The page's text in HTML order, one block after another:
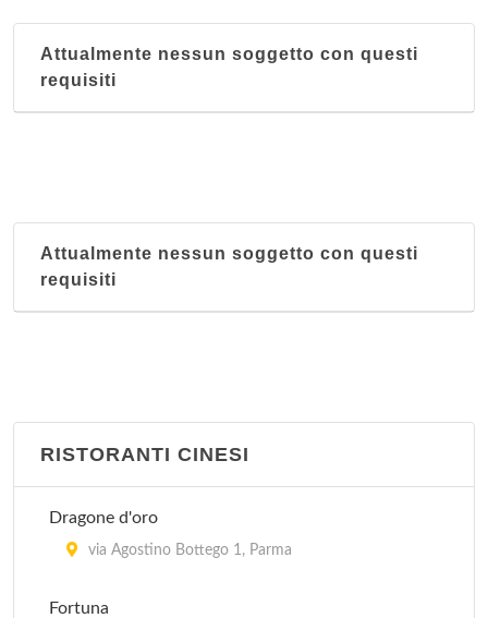
Attualmente nessun soggetto con questi
requisiti
Attualmente nessun soggetto con questi
requisiti
RISTORANTI CINESI
Dragone d'oro
via Agostino Bottego 1, Parma
Fortuna